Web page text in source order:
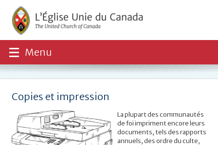
Menu
Copies et impression
La plupart des communautés
de foi impriment encore leurs
documents, tels des rapports
annuels, des ordre du culte,